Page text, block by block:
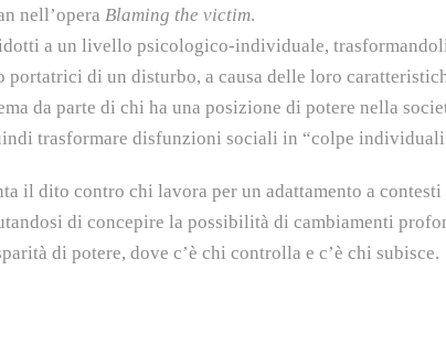
nell’opera Blaming the victim.
a un livello psicologico-individuale,
di un disturbo, a causa delle loro
da parte di chi ha una posizione di potere nella
trasformare disfunzioni sociali in “colpe
il dito contro chi lavora per un adattamento a
di concepire la possibilità di cambiamenti
di potere, dove c’è chi controlla e c’è chi subisce.